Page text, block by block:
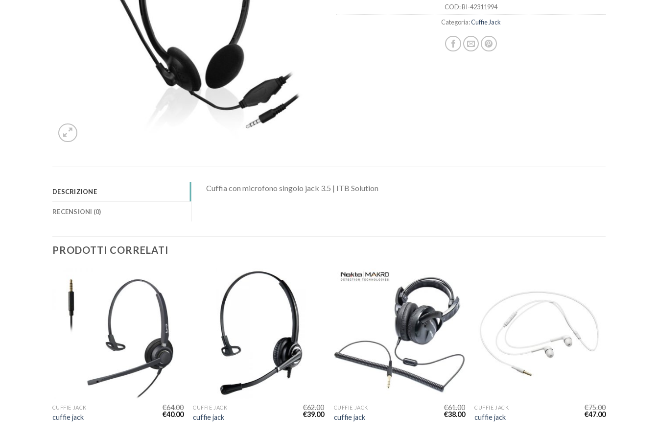
COD:BI-42311994
Categoria:Cuffie Jack
DESCRIZIONE
RECENSIONI (0)
Cuffia con microfono singolo jack 3.5 | ITB Solution
PRODOTTI CORRELATI
CUFFIE JACK
cuffie jack
€64.00
€40.00
CUFFIE JACK
cuffie jack
€62.00
€39.00
CUFFIE JACK
cuffie jack
€61.00
€38.00
CUFFIE JACK
cuffie jack
€75.00
€47.00